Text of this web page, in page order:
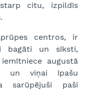
starp citu, izpildīs
centros, ir
bagāti un sīksti,
augustā
un viņai īpašu
sarūpējuši paši